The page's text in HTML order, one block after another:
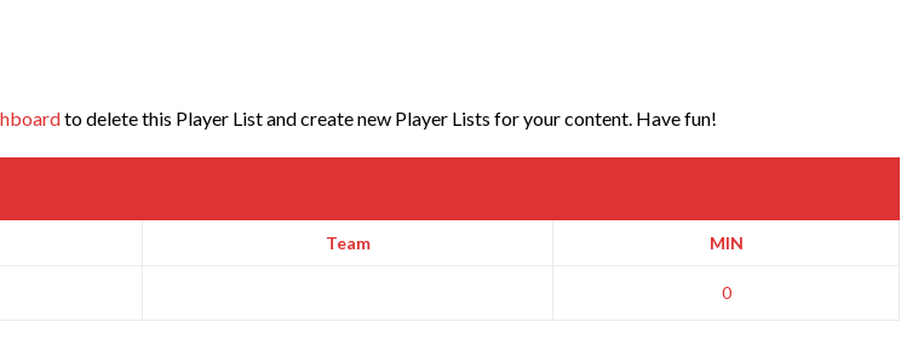
to delete this Player List and create new Player Lists for your content. Have fun!
Team MIN
0